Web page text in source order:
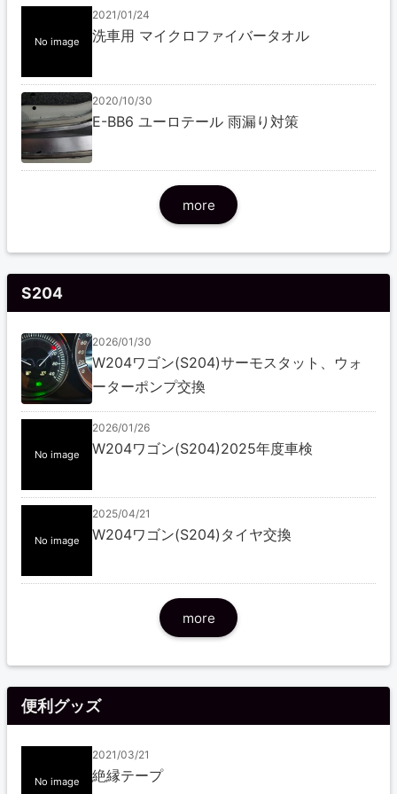
No image
2021/01/24
洗車用 マイクロファイバータオル
2020/10/30
E-BB6 ユーロテール 雨漏り対策
more
S204
2026/01/30
W204ワゴン(S204)サーモスタット、ウォ
ーターポンプ交換
No image
2026/01/26
W204ワゴン(S204)2025年度車検
No image
2025/04/21
W204ワゴン(S204)タイヤ交換
more
便利グッズ
No image
2021/03/21
絶縁テープ